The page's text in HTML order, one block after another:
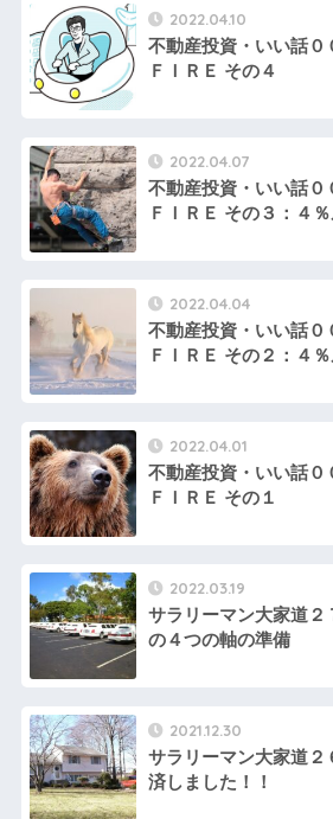
2022.04.10
不動産投資・いい話０
ＦＩＲＥ その４
2022.04.07
不動産投資・いい話０
ＦＩＲＥ その３：４
2022.04.04
不動産投資・いい話０
ＦＩＲＥ その２：４
2022.04.01
不動産投資・いい話０
ＦＩＲＥ その１
2022.03.19
サラリーマン大家道２
の４つの軸の準備
2021.12.30
サラリーマン大家道２
済しました！！